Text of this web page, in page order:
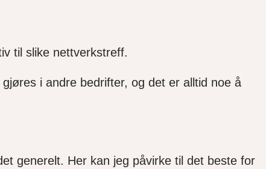
til slike nettverkstreff.
i andre bedrifter, og det er alltid noe å
generelt. Her kan jeg påvirke til det beste for